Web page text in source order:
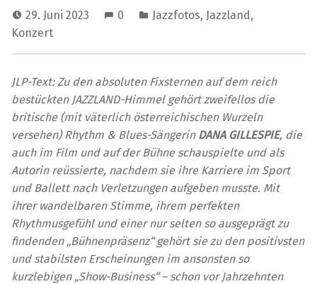
29. Juni 2023 0 Jazzfotos, Jazzland,
Konzert
JLP-Text: Zu den absoluten Fixsternen auf dem reich
bestückten JAZZLAND-Himmel gehört zweifellos die
britische (mit väterlich österreichischen Wurzeln
versehen) Rhythm & Blues-Sängerin DANA GILLESPIE, die
auch im Film und auf der Bühne schauspielte und als
Autorin reüssierte, nachdem sie ihre Karriere im Sport
und Ballett nach Verletzungen aufgeben musste. Mit
ihrer wandelbaren Stimme, ihrem perfekten
Rhythmusgefühl und einer nur selten so ausgeprägt zu
findenden „Bühnenpräsenz“ gehört sie zu den positivsten
und stabilsten Erscheinungen im ansonsten so
kurzlebigen „Show-Business“ – schon vor Jahrzehnten